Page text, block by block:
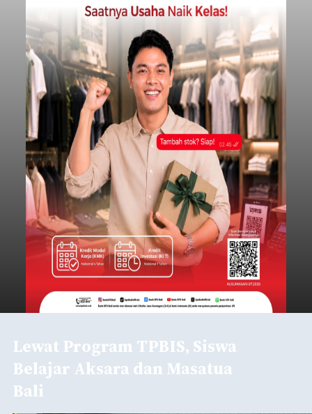
Lewat Program TPBIS, Siswa
Belajar Aksara dan Masatua
Bali